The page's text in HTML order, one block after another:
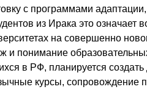
с программами
из Ирака это означает
на совершенно
и понимание
в РФ, планируется
курсы, сопровождение